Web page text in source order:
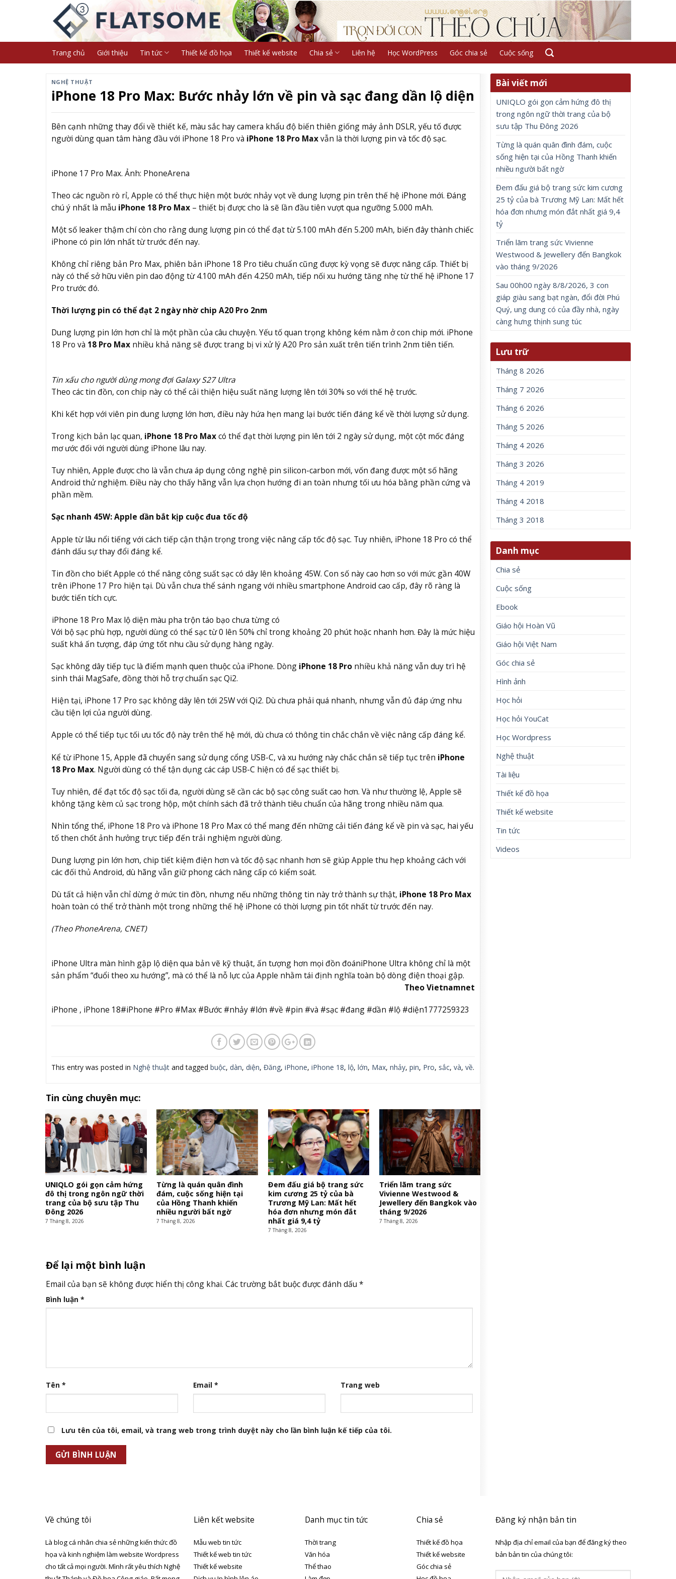
Trang chủ Giới thiệu Tin tức Thiết kế đồ họa Thiết kế website Chia sẻ Liên hệ Học WordPress Góc chia sẻ Cuộc sống
NGHỆ THUẬT
iPhone 18 Pro Max: Bước nhảy lớn về pin và sạc đang dần lộ diện
Bên cạnh những thay đổi về thiết kế, màu sắc hay camera khẩu độ biến thiên giống máy ảnh DSLR, yếu tố được
người dùng quan tâm hàng đầu với iPhone 18 Pro và iPhone 18 Pro Maxvẫn là thời lượng pin và tốc độ sạc.
iPhone 17 Pro Max. Ảnh: PhoneArena
Theo các nguồn rò rỉ, Apple có thể thực hiện một bước nhảy vọt về dung lượng pin trên thế hệ iPhone mới. Đáng
chú ý nhất là mẫu iPhone 18 Pro Max– thiết bị được cho là sẽ lần đầu tiên vượt qua ngưỡng 5.000 mAh.
Một số leaker thậm chí còn cho rằng dung lượng pin có thể đạt từ 5.100 mAh đến 5.200 mAh, biến đây thành chiếc
iPhone có pin lớn nhất từ trước đến nay.
Không chỉ riêng bản Pro Max, phiên bản iPhone 18 Pro tiêu chuẩn cũng được kỳ vọng sẽ được nâng cấp. Thiết bị
này có thể sở hữu viên pin dao động từ 4.100 mAh đến 4.250 mAh, tiếp nối xu hướng tăng nhẹ từ thế hệ iPhone 17
Pro trước đó.
Thời lượng pin có thể đạt 2 ngày nhờ chip A20 Pro 2nm
Dung lượng pin lớn hơn chỉ là một phần của câu chuyện. Yếu tố quan trọng không kém nằm ở con chip mới. iPhone
18 Pro và 18 Pro Maxnhiều khả năng sẽ được trang bị vi xử lý A20 Pro sản xuất trên tiến trình 2nm tiên tiến.
Tin xấu cho người dùng mong đợi Galaxy S27 Ultra
Theo các tin đồn, con chip này có thể cải thiện hiệu suất năng lượng lên tới 30% so với thế hệ trước.
Khi kết hợp với viên pin dung lượng lớn hơn, điều này hứa hẹn mang lại bước tiến đáng kể về thời lượng sử dụng.
Trong kịch bản lạc quan, iPhone 18 Pro Maxcó thể đạt thời lượng pin lên tới 2 ngày sử dụng, một cột mốc đáng
mơ ước đối với người dùng iPhone lâu nay.
Tuy nhiên, Apple được cho là vẫn chưa áp dụng công nghệ pin silicon-carbon mới, vốn đang được một số hãng
Android thử nghiệm. Điều này cho thấy hãng vẫn lựa chọn hướng đi an toàn nhưng tối ưu hóa bằng phần cứng và
phần mềm.
Sạc nhanh 45W: Apple dần bắt kịp cuộc đua tốc độ
Apple từ lâu nổi tiếng với cách tiếp cận thận trọng trong việc nâng cấp tốc độ sạc. Tuy nhiên, iPhone 18 Pro có thể
đánh dấu sự thay đổi đáng kể.
Tin đồn cho biết Apple có thể nâng công suất sạc có dây lên khoảng 45W. Con số này cao hơn so với mức gần 40W
trên iPhone 17 Pro hiện tại. Dù vẫn chưa thể sánh ngang với nhiều smartphone Android cao cấp, đây rõ ràng là
bước tiến tích cực.
iPhone 18 Pro Max lộ diện màu pha trộn táo bạo chưa từng có
Với bộ sạc phù hợp, người dùng có thể sạc từ 0 lên 50% chỉ trong khoảng 20 phút hoặc nhanh hơn. Đây là mức hiệu
suất khá ấn tượng, đáp ứng tốt nhu cầu sử dụng hàng ngày.
Sạc không dây tiếp tục là điểm mạnh quen thuộc của iPhone. Dòng iPhone 18 Pro nhiều khả năng vẫn duy trì hệ
sinh thái MagSafe, đồng thời hỗ trợ chuẩn sạc Qi2.
Hiện tại, iPhone 17 Pro sạc không dây lên tới 25W với Qi2. Dù chưa phải quá nhanh, nhưng vẫn đủ đáp ứng nhu
cầu tiện lợi của người dùng.
Apple có thể tiếp tục tối ưu tốc độ này trên thế hệ mới, dù chưa có thông tin chắc chắn về việc nâng cấp đáng kể.
Kể từ iPhone 15, Apple đã chuyển sang sử dụng cổng USB-C, và xu hướng này chắc chắn sẽ tiếp tục trên iPhone
18 Pro Max. Người dùng có thể tận dụng các cáp USB-C hiện có để sạc thiết bị.
Tuy nhiên, để đạt tốc độ sạc tối đa, người dùng sẽ cần các bộ sạc công suất cao hơn. Và như thường lệ, Apple sẽ
không tặng kèm củ sạc trong hộp, một chính sách đã trở thành tiêu chuẩn của hãng trong nhiều năm qua.
Nhìn tổng thể, iPhone 18 Pro và iPhone 18 Pro Max có thể mang đến những cải tiến đáng kể về pin và sạc, hai yếu
tố then chốt ảnh hưởng trực tiếp đến trải nghiệm người dùng.
Dung lượng pin lớn hơn, chip tiết kiệm điện hơn và tốc độ sạc nhanh hơn sẽ giúp Apple thu hẹp khoảng cách với
các đối thủ Android, dù hãng vẫn giữ phong cách nâng cấp có kiểm soát.
Dù tất cả hiện vẫn chỉ dừng ở mức tin đồn, nhưng nếu những thông tin này trở thành sự thật, iPhone 18 Pro Max
hoàn toàn có thể trở thành một trong những thế hệ iPhone có thời lượng pin tốt nhất từ trước đến nay.
(Theo PhoneArena, CNET)
iPhone Ultra màn hình gập lộ diện qua bản vẽ kỹ thuật, ấn tượng hơn mọi đồn đoániPhone Ultra không chỉ là một
sản phẩm “đuổi theo xu hướng”, mà có thể là nỗ lực của Apple nhằm tái định nghĩa toàn bộ dòng điện thoại gập.
Theo Vietnamnet
iPhone , iPhone 18#iPhone #Pro #Max #Bước #nhảy #lớn #về #pin #và #sạc #đang #dần #lộ #diện1777259323
This entry was posted in Nghệ thuậtand tagged buộc, dàn, diện, Đăng, iPhone, iPhone 18, lộ, lớn, Max, nhảy, pin, Pro, sắc, và, về.
Tin cùng chuyên mục:
UNIQLO gói gọn cảm hứng
đô thị trong ngôn ngữ thời
trang của bộ sưu tập Thu
Đông 2026
7 Tháng 8, 2026
Từng là quán quân đình
đám, cuộc sống hiện tại
của Hồng Thanh khiến
nhiều người bất ngờ
7 Tháng 8, 2026
Đem đấu giá bộ trang sức
kim cương 25 tỷ của bà
Trương Mỹ Lan: Mất hết
hóa đơn nhưng món đắt
nhất giá 9,4 tỷ
7 Tháng 8, 2026
Triển lãm trang sức
Vivienne Westwood &
Jewellery đến Bangkok vào
tháng 9/2026
7 Tháng 8, 2026
Để lại một bình luận
Email của bạn sẽ không được hiển thị công khai. Các trường bắt buộc được đánh dấu *
Bình luận *
Tên * Email * Trang web
Lưu tên của tôi, email, và trang web trong trình duyệt này cho lần bình luận kế tiếp của tôi.
Bài viết mới
UNIQLO gói gọn cảm hứng đô thị
trong ngôn ngữ thời trang của bộ
sưu tập Thu Đông 2026
Từng là quán quân đình đám, cuộc
sống hiện tại của Hồng Thanh khiến
nhiều người bất ngờ
Đem đấu giá bộ trang sức kim cương
25 tỷ của bà Trương Mỹ Lan: Mất hết
hóa đơn nhưng món đắt nhất giá 9,4
tỷ
Triển lãm trang sức Vivienne
Westwood & Jewellery đến Bangkok
vào tháng 9/2026
Sau 00h00 ngày 8/8/2026, 3 con
giáp giàu sang bạt ngàn, đổi đời Phú
Quý, ung dung có của đầy nhà, ngày
càng hưng thịnh sung túc
Lưu trữ
Tháng 8 2026
Tháng 7 2026
Tháng 6 2026
Tháng 5 2026
Tháng 4 2026
Tháng 3 2026
Tháng 4 2019
Tháng 4 2018
Tháng 3 2018
Danh mục
Chia sẻ
Cuộc sống
Ebook
Giáo hội Hoàn Vũ
Giáo hội Việt Nam
Góc chia sẻ
Hình ảnh
Học hỏi
Học hỏi YouCat
Học Wordpress
Nghệ thuật
Tài liệu
Thiết kế đồ họa
Thiết kế website
Tin tức
Videos
Về chúng tôi
Là blog cá nhân chia sẻ những kiến thức đồ
họa và kinh nghiệm làm website Wordpress
cho tất cả mọi người. Mình rất yêu thích Nghệ
Liên kết website
Mẫu web tin tức
Thiết kế web tin tức
Thiết kế website
Danh mục tin tức
Thời trang
Văn hóa
Thể thao
Chia sẻ
Thiết kế đồ họa
Thiết kế website
Góc chia sẻ
Đăng ký nhận bản tin
Nhập địa chỉ email của bạn để đăng ký theo
bản bản tin của chúng tôi: